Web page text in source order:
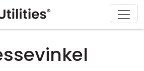
Køb
Om